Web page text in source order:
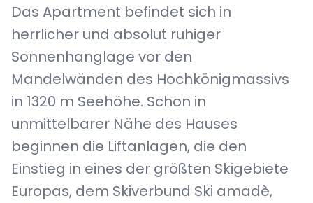
Das Apartment befindet sich in
herrlicher und absolut ruhiger
Sonnenhanglage vor den
Mandelwänden des Hochkönigmassivs
in 1320 m Seehöhe. Schon in
unmittelbarer Nähe des Hauses
beginnen die Liftanlagen, die den
Einstieg in eines der größten Skigebiete
Europas, dem Skiverbund Ski amadè,